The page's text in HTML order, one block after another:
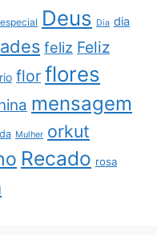
Deus Dia dia
feliz Feliz
flor flores
mensagem
Mulher orkut
Recado rosa